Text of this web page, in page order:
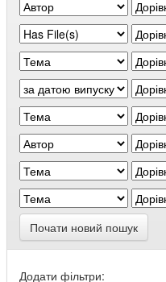
Почати новий пошук
Додати фільтри: